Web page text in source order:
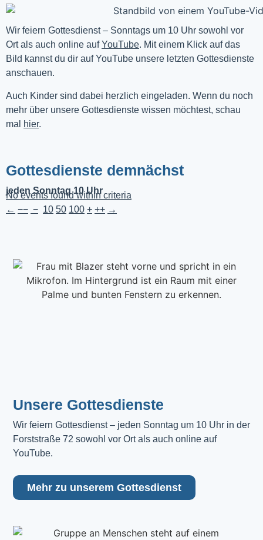
Wir feiern Gottesdienst – Sonntags um 10 Uhr sowohl vor
Ort als auch online auf YouTube. Mit einem Klick auf das
Bild kannst du dir auf YouTube unsere letzten Gottesdienste
anschauen.
Auch Kinder sind dabei herzlich eingeladen. Wenn du noch
mehr über unsere Gottesdienste wissen möchtest, schau
mal
hier.
Gottesdienste demnächst
jeden Sonntag 10 Uhr
No events found within criteria
← −− − 10 50 100 + ++ →
Unsere Gottesdienste
Wir feiern Gottesdienst – jeden Sonntag um 10 Uhr in der
Forststraße 72 sowohl vor Ort als auch online auf
YouTube.
Mehr zu unserem Gottesdienst